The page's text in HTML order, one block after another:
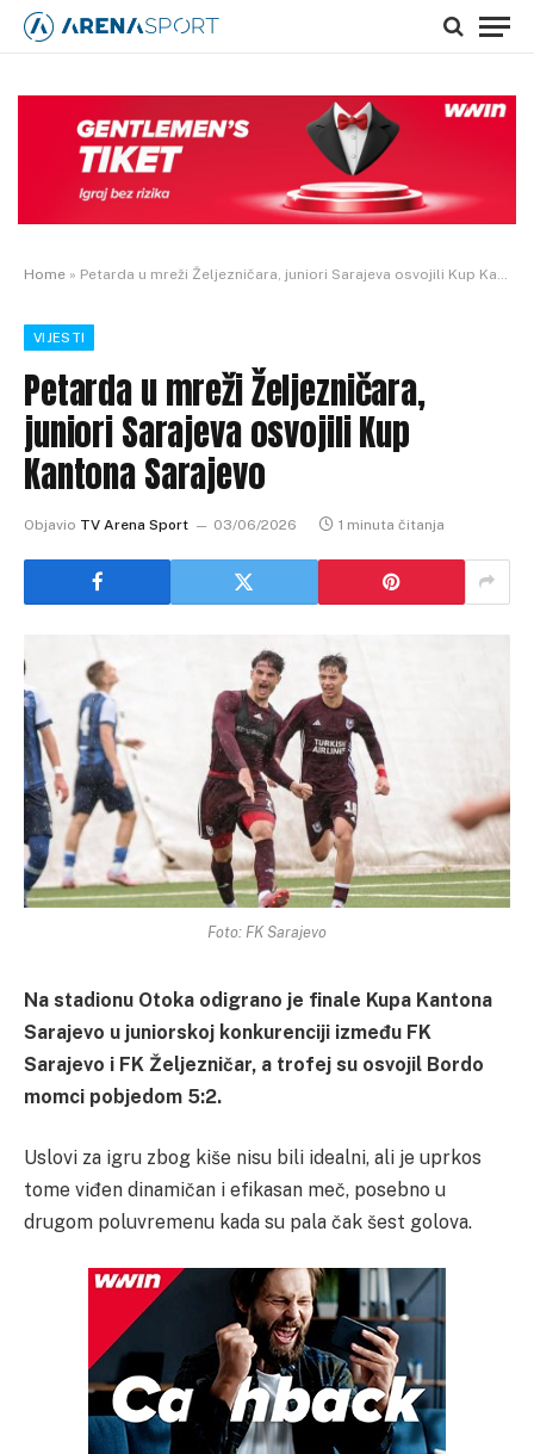
Home » Petarda u mreži Željezničara, juniori Sarajeva osvojili Kup Kantona Sarajevo
VIJESTI
Petarda u mreži Željezničara,
juniori Sarajeva osvojili Kup
Kantona Sarajevo
Objavio TV Arena Sport 03/06/2026 1 minuta čitanja
Foto: FK Sarajevo
Na stadionu Otoka odigrano je finale Kupa Kantona
Sarajevo u juniorskoj konkurenciji između FK
Sarajevo i FK Željezničar, a trofej su osvojil Bordo
momci pobjedom 5:2.
Uslovi za igru zbog kiše nisu bili idealni, ali je uprkos
tome viđen dinamičan i efikasan meč, posebno u
drugom poluvremenu kada su pala čak šest golova.